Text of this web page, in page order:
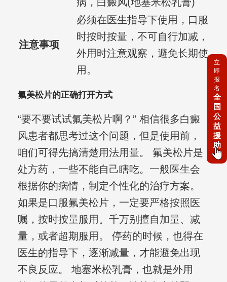
注意事项
必须在医生指导下使用，口服
时按时按量，不可自行加减，
外用时注意观察，避免长期使
用。
氟美松片的正确打开方式
“要不要试试氟美松片啊？” 相信很多白癜
风患者都思考过这个问题，但是使用前，
咱们可得先搞清楚用法用量。 氟美松片是
处方药，一些不能自己瞎吃。一般医生会
根据你的病情，制定个性化的治疗方案。
如果是口服氟美松片，一定要严格按照医
嘱，按时按量服用。千万别擅自加量、减
量，或者超期服用。 停药的时候，也得在
医生的指导下，逐渐减量，才能避免出现
不良反应。 地塞米松乳膏，也就是外用
立
即
报
名
全
国
公
益
援
助